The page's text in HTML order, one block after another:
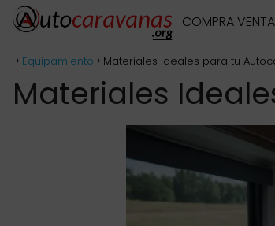
COMPRA
Equipamiento Materiales Ideales para tu
Materiales